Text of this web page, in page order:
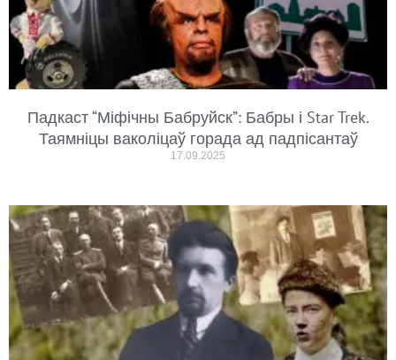
Падкаст “Міфічны Бабруйск”: Бабры і Star Trek.
Таямніцы ваколіцаў горада ад падпісантаў
17.09.2025